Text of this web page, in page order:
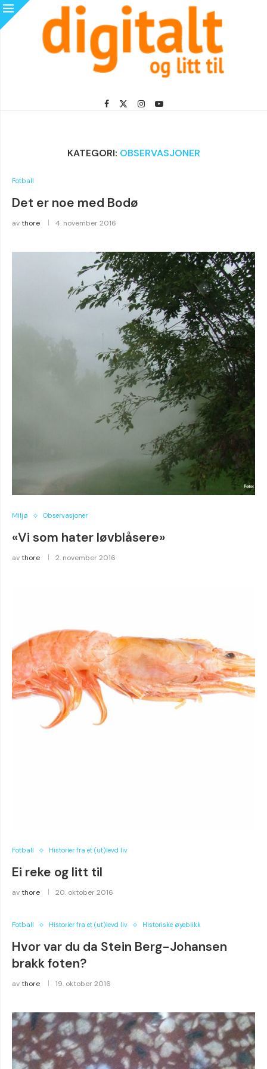
KATEGORI: OBSERVASJONER
Fotball
Det er noe med Bodø
avthore 4. november 2016
Miljø Observasjoner
«Vi som hater løvblåsere»
avthore 2. november 2016
Fotball Historier fra et (ut)levd liv
Ei reke og litt til
avthore 20. oktober 2016
Fotball Historier fra et (ut)levd liv Historiske øyeblikk
Hvor var du da Stein Berg-Johansen
brakk foten?
avthore 19. oktober 2016